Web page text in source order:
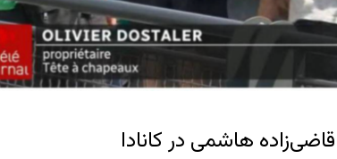
هاشمی در کانادا